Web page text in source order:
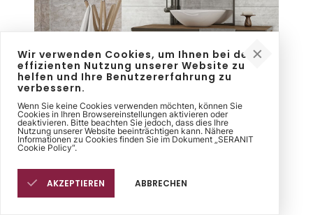
Belekoma
Wir verwenden Cookies, um Ihnen bei der
effizienten Nutzung unserer Website zu
helfen und Ihre Benutzererfahrung zu
verbessern.
Wenn Sie keine Cookies verwenden möchten, können Sie
Cookies in Ihren Browsereinstellungen aktivieren oder
deaktivieren. Bitte beachten Sie jedoch, dass dies Ihre
Nutzung unserer Website beeinträchtigen kann. Nähere
Informationen zu Cookies finden Sie im Dokument „SERANIT
Cookie Policy“.
AKZEPTIEREN ABBRECHEN